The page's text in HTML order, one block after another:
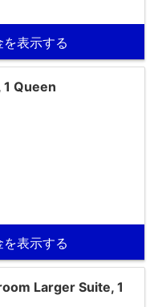
表示する
Queen
表示する
Larger Suite, 1